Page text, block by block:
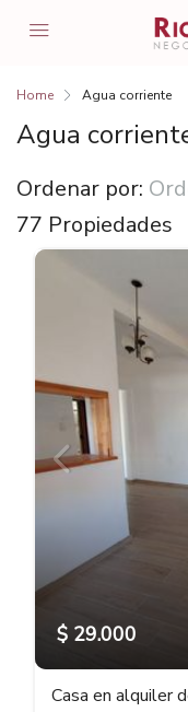
Home Agua corriente
Agua
77 Propiedades
Ordenar por:
$ 29.000